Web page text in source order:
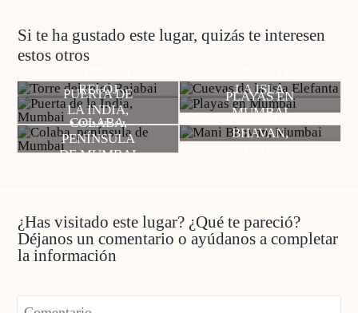
Si te ha gustado este lugar, quizás te interesen
estos otros
RELOJ
RAJABAI
LA ISLA
ELEFANTA
PUERTA DE
LA INDIA,
MUMBAI
PLAYAS EN
MUMBAI
COLABA,
PENÍNSULA
DE MUMBAI
MANI
BHAVAN,
¿Has visitado este lugar? ¿Qué te pareció?
Déjanos un comentario o ayúdanos a completar
la información